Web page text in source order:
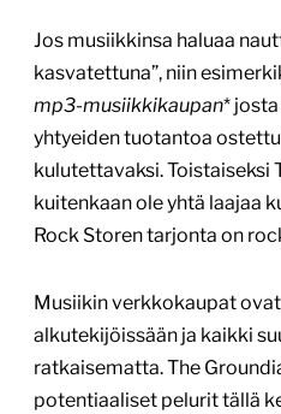
Jos musiikkinsa haluaa
kasvatettuna”, niin
mp3-musiikkikaupan*
yhtyeiden tuotantoa
kulutettavaksi. Toistaiseksi
kuitenkaan ole yhtä laajaa
Rock Storen tarjonta on
Musiikin verkkokaupat
alkutekijöissään ja kaikki
ratkaisematta. The
potentiaaliset pelurit tällä